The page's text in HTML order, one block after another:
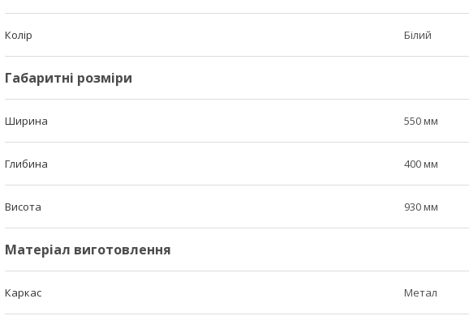
Колір Білий
Габаритні розміри
Ширина 550 мм
Глибина 400 мм
Висота 930 мм
Матеріал виготовлення
Каркас Метал